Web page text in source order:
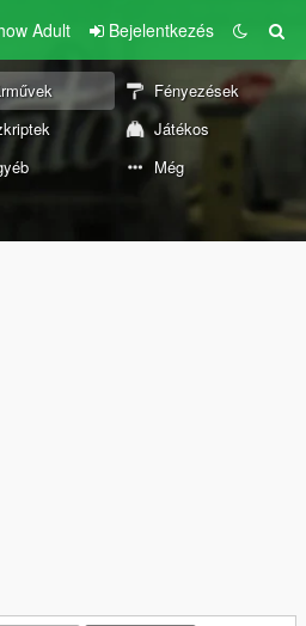
Adult Bejelentkezés
Fényezések
Játékos
Még